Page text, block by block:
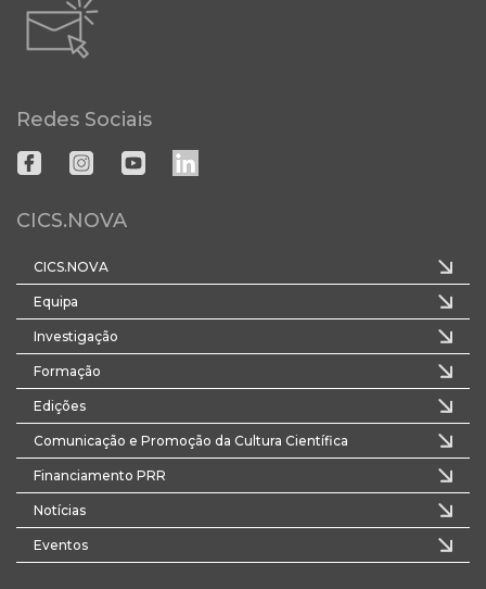
Redes Sociais
CICS.NOVA
CICS.NOVA
Equipa
Investigação
Formação
Edições
Comunicação e Promoção da Cultura Científica
Financiamento PRR
Notícias
Eventos